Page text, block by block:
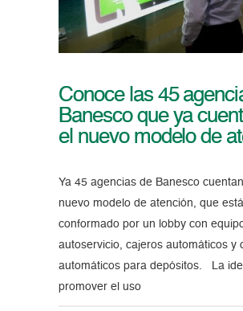
Conoce las 45
Banesco que ya
el nuevo modelo de
Ya 45 agencias de Banesco
nuevo modelo de atención, que está
conformado por un lobby con
autoservicio, cajeros automáticos y
automáticos para depósitos. La
promover el uso